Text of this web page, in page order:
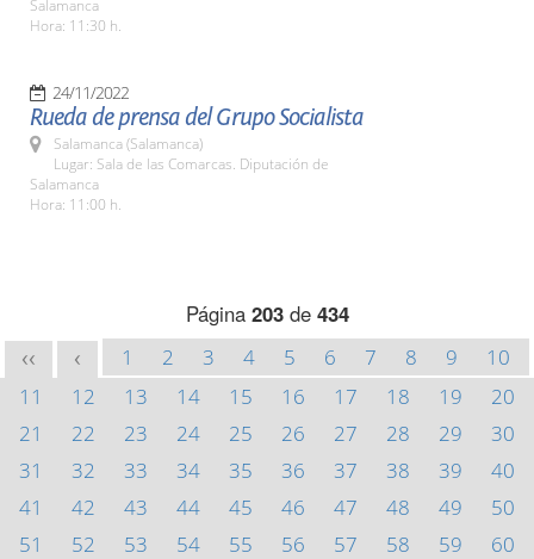
Salamanca
Hora: 11:30 h.
24/11/2022
Rueda de prensa del Grupo Socialista
Salamanca (Salamanca)
Lugar: Sala de las Comarcas. Diputación de
Salamanca
Hora: 11:00 h.
Página 203de 434
<< < 1 2 3 4 5 6 7 8 9
10
11
12 13 14 15 16 17 18 19
20
21
22 23 24 25 26 27 28 29
30
31
32 33 34 35 36 37 38 39
40
41
42 43 44 45 46 47 48 49
50
51
52 53 54 55 56 57 58 59
60